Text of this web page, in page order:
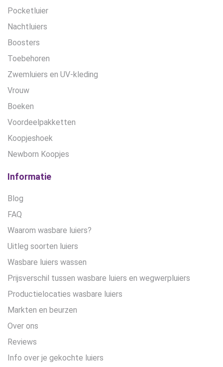
Pocketluier
Nachtluiers
Boosters
Toebehoren
Zwemluiers en UV-kleding
Vrouw
Boeken
Voordeelpakketten
Koopjeshoek
Newborn Koopjes
Informatie
Blog
FAQ
Waarom wasbare luiers?
Uitleg soorten luiers
Wasbare luiers wassen
Prijsverschil tussen wasbare luiers en wegwerpluiers
Productielocaties wasbare luiers
Markten en beurzen
Over ons
Reviews
Info over je gekochte luiers